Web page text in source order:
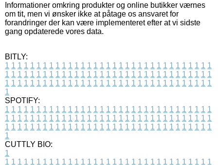
Informationer omkring produkter og online butikker værnes
om tit, men vi ønsker ikke at påtage os ansvaret for
forandringer der kan være implementeret efter at vi sidste
gang opdaterede vores data.
BITLY:
1 1 1 1 1 1 1 1 1 1 1 1 1 1 1 1 1 1 1 1 1 1 1 1 1 1 1 1 1 1 1 1 1
1 1 1 1 1 1 1 1 1 1 1 1 1 1 1 1 1 1 1 1 1 1 1 1 1 1 1 1 1 1 1 1 1
1 1 1 1 1 1 1 1 1 1 1 1 1 1 1 1 1 1 1 1 1 1 1 1 1 1 1 1 1 1 1 1 1
1
SPOTIFY:
1 1 1 1 1 1 1 1 1 1 1 1 1 1 1 1 1 1 1 1 1 1 1 1 1 1 1 1 1 1 1 1 1
1 1 1 1 1 1 1 1 1 1 1 1 1 1 1 1 1 1 1 1 1 1 1 1 1 1 1 1 1 1 1 1 1
1 1 1 1 1 1 1 1 1 1 1 1 1 1 1 1 1 1 1 1 1 1 1 1 1 1 1 1 1 1 1 1 1
1
CUTTLY BIO:
1
1 1 1 1 1 1 1 1 1 1 1 1 1 1 1 1 1 1 1 1 1 1 1 1 1 1 1 1 1 1 1 1 1